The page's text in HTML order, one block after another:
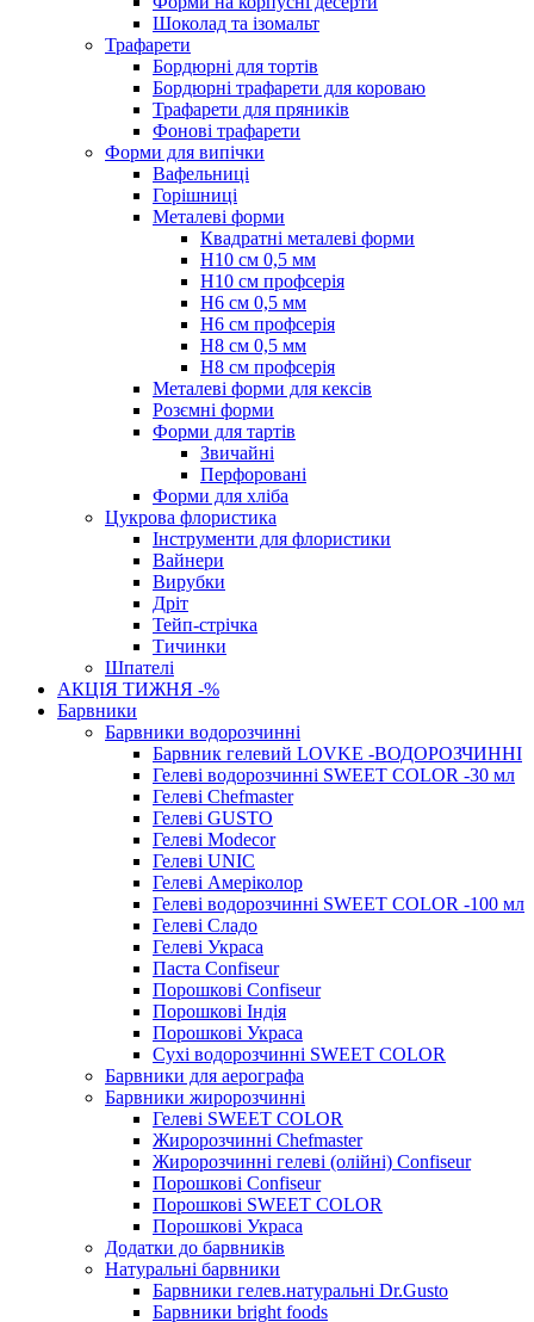
Шоколад та ізомальт
Трафарети
Бордюрні для тортів
Бордюрні трафарети для короваю
Трафарети для пряників
Фонові трафарети
Форми для випічки
Вафельниці
Горішниці
Металеві форми
Квадратні металеві форми
Н10 см 0,5 мм
Н10 см профсерія
Н6 см 0,5 мм
Н6 см профсерія
Н8 см 0,5 мм
Н8 см профсерія
Металеві форми для кексів
Розємні форми
Форми для тартів
Звичайні
Перфоровані
Форми для хліба
Цукрова флористика
Інструменти для флористики
Вайнери
Вирубки
Дріт
Тейп-стрічка
Тичинки
Шпателі
АКЦІЯ ТИЖНЯ -%
Барвники
Барвники водорозчинні
Барвник гелевий LOVKE -ВОДОРОЗЧИННІ
Гелеві водорозчинні SWEET COLOR -30 мл
Гелеві Chefmaster
Гелеві GUSTO
Гелеві Modecor
Гелеві UNIC
Гелеві Амеріколор
Гелеві водорозчинні SWEET COLOR -100 мл
Гелеві Сладо
Гелеві Украса
Паста Confiseur
Порошкові Confiseur
Порошкові Індія
Порошкові Украса
Сухі водорозчинні SWEET COLOR
Барвники для аерографа
Барвники жиророзчинні
Гелеві SWEET COLOR
Жиророзчинні Chefmaster
Жиророзчинні гелеві (олійні) Confiseur
Порошкові Confiseur
Порошкові SWEET COLOR
Порошкові Украса
Додатки до барвників
Натуральні барвники
Барвники гелев.натуральні Dr.Gusto
Барвники bright foods